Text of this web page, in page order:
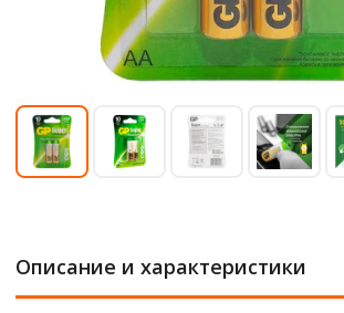
Описание и характеристики